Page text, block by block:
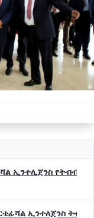
ኢንተሊጀንስ የትብብር
ኢንተለጀንስ